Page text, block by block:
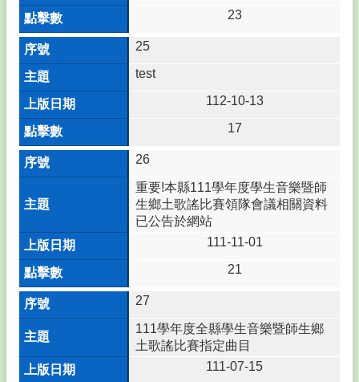
事
About
US
🎏
相
關
連
結
Related
回
首
頁
網
站
導
23
25
test
112-10-13
17
26
重要!本縣111學年度學生音樂暨師
生鄉土歌謠比賽領隊會議相關資料
已公告於網站
111-11-01
21
27
111學年度全縣學生音樂暨師生鄉
土歌謠比賽指定曲目
111-07-15